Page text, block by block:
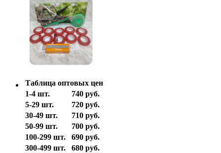
Таблица оптовых цен
1-4 шт.
740 руб.
5-29 шт.
720 руб.
30-49 шт.
710 руб.
50-99 шт.
700 руб.
100-299 шт.
690 руб.
300-499 шт.
680 руб.